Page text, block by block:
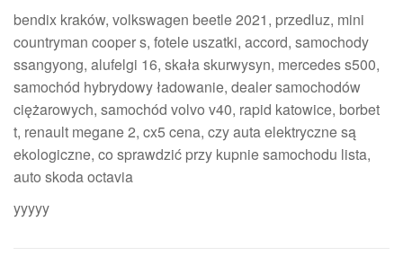
bendix kraków, volkswagen beetle 2021, przedluz, mini
countryman cooper s, fotele uszatki, accord, samochody
ssangyong, alufelgi 16, skała skurwysyn, mercedes s500,
samochód hybrydowy ładowanie, dealer samochodów
ciężarowych, samochód volvo v40, rapid katowice, borbet
t, renault megane 2, cx5 cena, czy auta elektryczne są
ekologiczne, co sprawdzić przy kupnie samochodu lista,
auto skoda octavia
yyyyy